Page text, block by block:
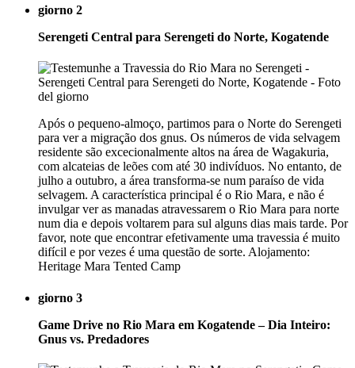
giorno 2
Serengeti Central para Serengeti do Norte, Kogatende
Após o pequeno-almoço, partimos para o Norte do Serengeti
para ver a migração dos gnus. Os números de vida selvagem
residente são excecionalmente altos na área de Wagakuria,
com alcateias de leões com até 30 indivíduos. No entanto, de
julho a outubro, a área transforma-se num paraíso de vida
selvagem. A característica principal é o Rio Mara, e não é
invulgar ver as manadas atravessarem o Rio Mara para norte
num dia e depois voltarem para sul alguns dias mais tarde. Por
favor, note que encontrar efetivamente uma travessia é muito
difícil e por vezes é uma questão de sorte. Alojamento:
Heritage Mara Tented Camp
giorno 3
Game Drive no Rio Mara em Kogatende – Dia Inteiro:
Gnus vs. Predadores